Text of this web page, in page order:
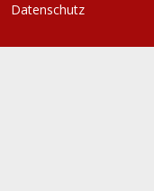
Datenschutz